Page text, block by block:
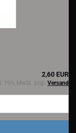
2,60 EUR
19% MwSt. zzgl. Versand